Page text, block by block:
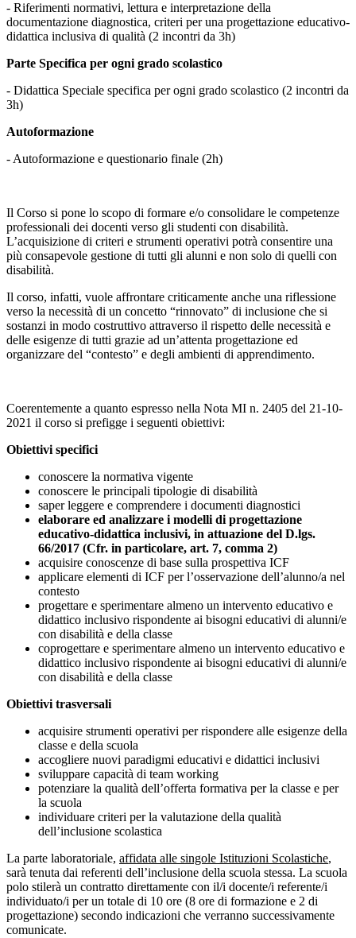
- Riferimenti normativi, lettura e interpretazione della
documentazione diagnostica, criteri per una progettazione educativo-
didattica inclusiva di qualità (2 incontri da 3h)
Parte Specifica per ogni grado scolastico
- Didattica Speciale specifica per ogni grado scolastico (2 incontri da
3h)
Autoformazione
- Autoformazione e questionario finale (2h)
Il Corso si pone lo scopo di formare e/o consolidare le competenze
professionali dei docenti verso gli studenti con disabilità.
L’acquisizione di criteri e strumenti operativi potrà consentire una
più consapevole gestione di tutti gli alunni e non solo di quelli con
disabilità.
Il corso, infatti, vuole affrontare criticamente anche una riflessione
verso la necessità di un concetto “rinnovato” di inclusione che si
sostanzi in modo costruttivo attraverso il rispetto delle necessità e
delle esigenze di tutti grazie ad un’attenta progettazione ed
organizzare del “contesto” e degli ambienti di apprendimento.
Coerentemente a quanto espresso nella Nota MI n. 2405 del 21-10-
2021 il corso si prefigge i seguenti obiettivi:
Obiettivi specifici
conoscere la normativa vigente
conoscere le principali tipologie di disabilità
saper leggere e comprendere i documenti diagnostici
elaborare ed analizzare i modelli di progettazione
educativo-didattica inclusivi, in attuazione del D.lgs.
66/2017 (Cfr. in particolare, art. 7, comma 2)
acquisire conoscenze di base sulla prospettiva ICF
applicare elementi di ICF per l’osservazione dell’alunno/a nel
contesto
progettare e sperimentare almeno un intervento educativo e
didattico inclusivo rispondente ai bisogni educativi di alunni/e
con disabilità e della classe
coprogettare e sperimentare almeno un intervento educativo e
didattico inclusivo rispondente ai bisogni educativi di alunni/e
con disabilità e della classe
Obiettivi trasversali
acquisire strumenti operativi per rispondere alle esigenze della
classe e della scuola
accogliere nuovi paradigmi educativi e didattici inclusivi
sviluppare capacità di team working
potenziare la qualità dell’offerta formativa per la classe e per
la scuola
individuare criteri per la valutazione della qualità
dell’inclusione scolastica
La parte laboratoriale, affidata alle singole Istituzioni Scolastiche,
sarà tenuta dai referenti dell’inclusione della scuola stessa. La scuola
polo stilerà un contratto direttamente con il/i docente/i referente/i
individuato/i per un totale di 10 ore (8 ore di formazione e 2 di
progettazione) secondo indicazioni che verranno successivamente
comunicate.